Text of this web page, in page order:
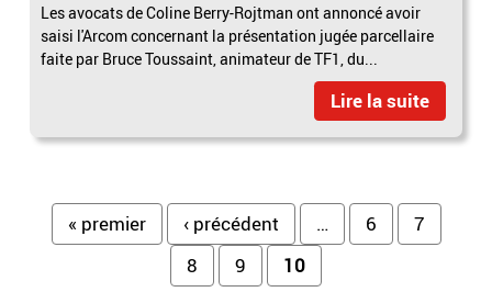
Les avocats de Coline Berry-Rojtman ont annoncé avoir
saisi l'Arcom concernant la présentation jugée parcellaire
faite par Bruce Toussaint, animateur de TF1, du...
Lire la suite
Pages
« premier ‹ précédent … 6
7
8
9 10